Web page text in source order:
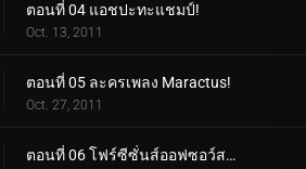
ตอนที่ 04 แอชปะทะแชมป์!
Oct. 13, 2011
ตอนที่ 05 ละครเพลง Maractus!
Oct. 27, 2011
ตอนที่ 06 โฟร์ซีซั่นส์ออฟซอว์สบัค!